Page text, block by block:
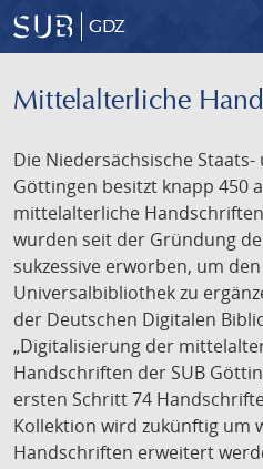
GDZ
Mittelalterliche
Die Niedersächsische
Göttingen besitzt knapp 450
mittelalterliche
wurden seit der Gründung
sukzessive erworben, um
Universalbibliothek zu
der Deutschen Digitalen
„Digitalisierung der
Handschriften der SUB
ersten Schritt 74
Kollektion wird zukünftig um
Handschriften erweitert